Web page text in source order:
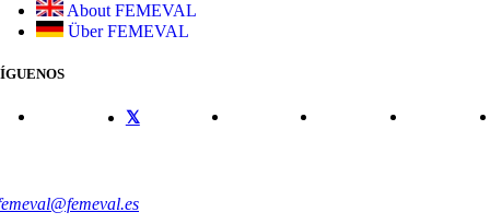
About FEMEVAL
Über FEMEVAL